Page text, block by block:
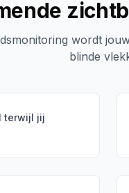
wordt
blinde
terwijl jij